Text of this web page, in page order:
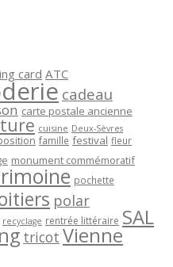
card ATC
cadeau
carte postale ancienne
cuisine Deux-Sèvres
famille festival fleur
monument commémoratif
pochette
polar
recyclage rentrée littéraire SAL
tricot Vienne